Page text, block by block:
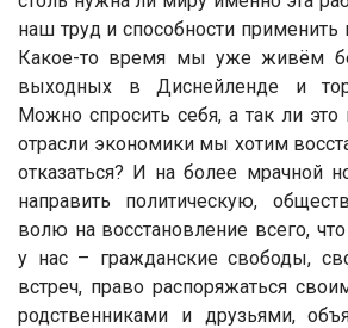
наш труд и способности применить
Какое-то время мы уже живём
выходных в Диснейленде и
Можно спросить себя, а так ли
отрасли экономики мы хотим
отказаться? И на более мрачной
направить политическую,
волю на восстановление всего, что
у нас – гражданские свободы,
встреч, право распоряжаться
родственниками и друзьями,